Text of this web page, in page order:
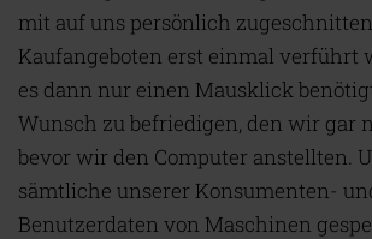
mit auf uns persönlich
Kaufangeboten erst einmal verführt
es dann nur einen Mausklick
Wunsch zu befriedigen, den wir gar
bevor wir den Computer anstellten.
sämtliche unserer Konsumenten-
Benutzerdaten von Maschinen